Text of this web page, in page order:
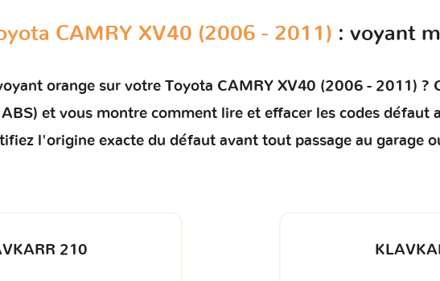
CAMRY XV40 (2006 - 2011) : voyant
orange sur votre Toyota CAMRY XV40 (2006 - 2011) ?
et vous montre comment lire et effacer les codes défaut
l'origine exacte du défaut avant tout passage au garage
210